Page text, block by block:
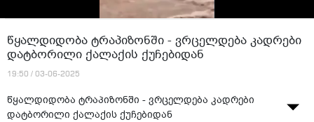
წყალდიდობა ტრაპიზონში - ვრცელდება კადრები
დატბორილი ქალაქის ქუჩებიდან
19:50 / 03-06-2025
წყალდიდობა ტრაპიზონში - ვრცელდება კადრები
დატბორილი ქალაქის ქუჩებიდან